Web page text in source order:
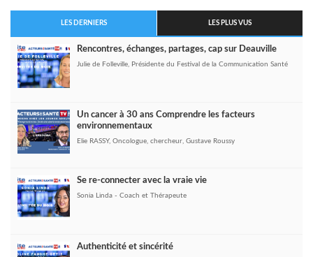
LES DERNIERS LES PLUS VUS
Rencontres, échanges, partages, cap sur Deauville
Julie de Folleville, Présidente du Festival de la Communication Santé
Un cancer à 30 ans Comprendre les facteurs
environnementaux
Elie RASSY, Oncologue, chercheur, Gustave Roussy
Se re-connecter avec la vraie vie
Sonia Linda - Coach et Thérapeute
Authenticité et sincérité